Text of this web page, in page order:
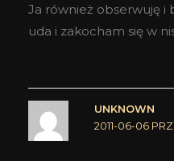
Ja również obserwuję i
uda i zakocham się w
UNKNOWN
2011-06-06